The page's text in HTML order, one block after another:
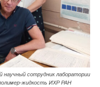
научный сотрудник лаборатории
жидкость ИХР РАН